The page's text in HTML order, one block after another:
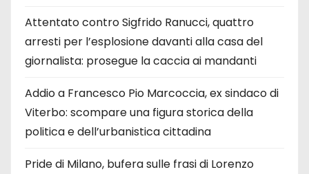
Attentato contro Sigfrido Ranucci, quattro
arresti per l’esplosione davanti alla casa del
giornalista: prosegue la caccia ai mandanti
Addio a Francesco Pio Marcoccia, ex sindaco di
Viterbo: scompare una figura storica della
politica e dell’urbanistica cittadina
Pride di Milano, bufera sulle frasi di Lorenzo